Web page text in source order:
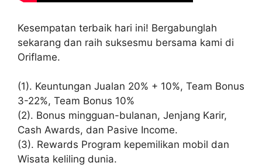
Kesempatan terbaik hari ini! Bergabunglah
sekarang dan raih suksesmu bersama kami di
Oriflame.
(1). Keuntungan Jualan 20% + 10%, Team Bonus
3-22%, Team Bonus 10%
(2). Bonus mingguan-bulanan, Jenjang Karir,
Cash Awards, dan Pasive Income.
(3). Rewards Program kepemilikan mobil dan
Wisata keliling dunia.